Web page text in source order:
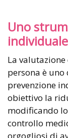
Uno
individuale
La valutazione
persona è
prevenzione
obiettivo la
modificando
controllo